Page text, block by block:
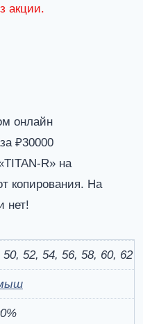
акции.
онлайн
₽30000
R» на
копирования. На
нет!
52, 54, 56, 58, 60, 62